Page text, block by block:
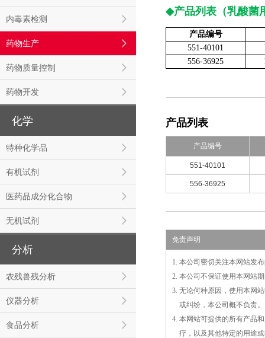
内毒素检测
药物生产
药物质量控制
药物开发
化学
特种化学品
有机试剂
医药品成分化合物
无机试剂
分析
农残兽残分析
仪器分析
食品分析
◆产品列表（乳酸菌
产品编号
551-40101
556-36925
产品列表
产品编号
551-40101
556-36925
免责声明
1. 本公司密切关注本网站发
2. 本公司不保证使用本网站
3. 无论何种原因，使用本网
或纠纷，本公司概不负责。
4. 本网站可提供的所有产品
疗，以及其他特定的用途